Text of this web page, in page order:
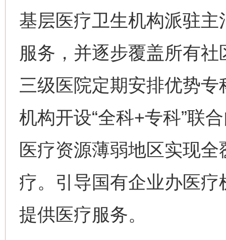
基层医疗卫生机构派驻
服务，并逐步覆盖所有
三级医院定期安排优势
机构开设“全科+专科”联
医疗资源薄弱地区实现
疗。引导国有企业办医
提供医疗服务。